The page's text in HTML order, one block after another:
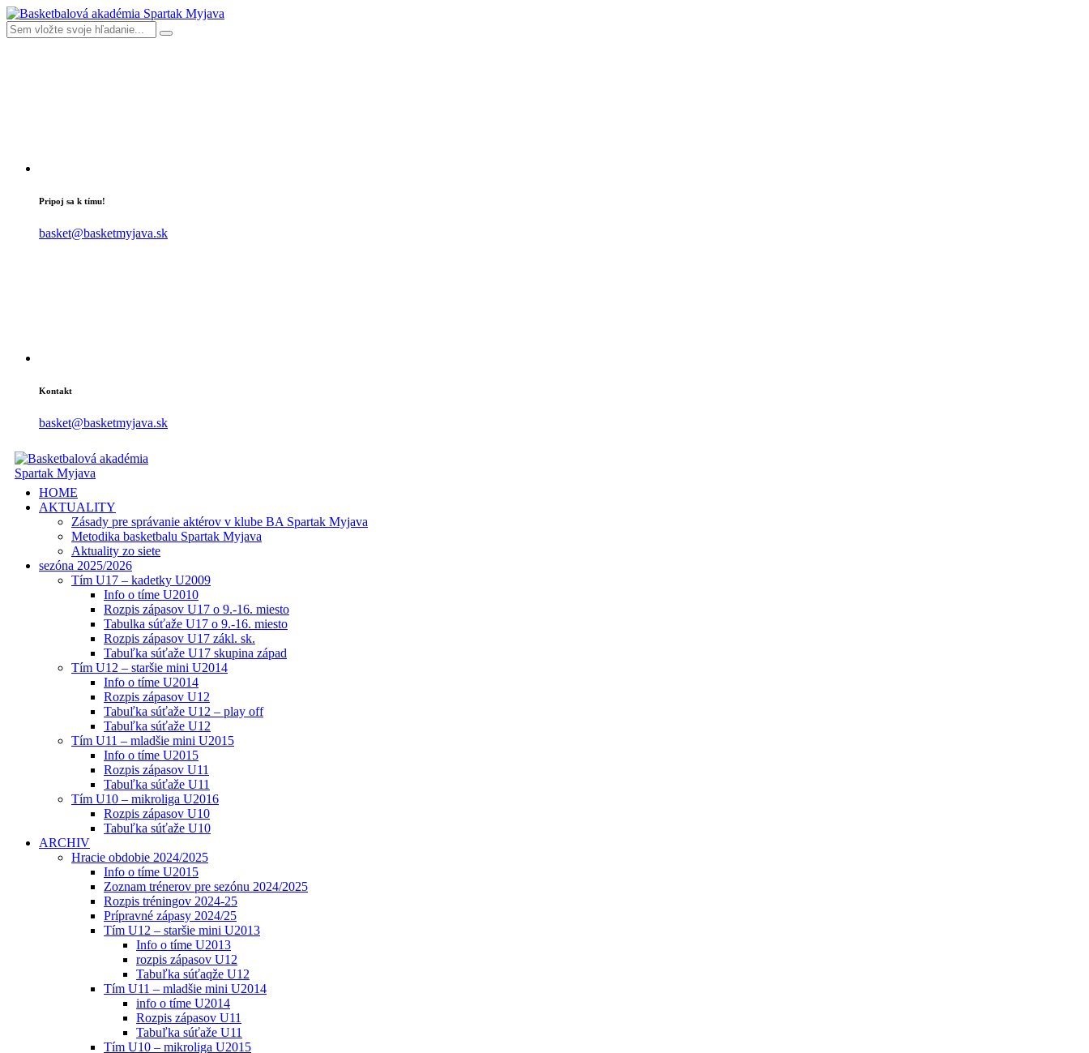
Pripoj sa k tímu!
basket@basketmyjava.sk
Kontakt
basket@basketmyjava.sk
HOME
AKTUALITY
Zásady pre správanie aktérov v klube BA Spartak Myjava
Metodika basketbalu Spartak Myjava
Aktuality zo siete
sezóna 2025/2026
Tím U17 – kadetky U2009
Info o tíme U2010
Rozpis zápasov U17 o 9.-16. miesto
Tabulka súťaže U17 o 9.-16. miesto
Rozpis zápasov U17 zákl. sk.
Tabuľka súťaže U17 skupina západ
Tím U12 – staršie mini U2014
Info o tíme U2014
Rozpis zápasov U12
Tabuľka súťaže U12 – play off
Tabuľka súťaže U12
Tím U11 – mladšie mini U2015
Info o tíme U2015
Rozpis zápasov U11
Tabuľka súťaže U11
Tím U10 – mikroliga U2016
Rozpis zápasov U10
Tabuľka súťaže U10
ARCHIV
Hracie obdobie 2024/2025
Info o tíme U2015
Zoznam trénerov pre sezónu 2024/2025
Rozpis tréningov 2024-25
Prípravné zápasy 2024/25
Tím U12 – staršie mini U2013
Info o tíme U2013
rozpis zápasov U12
Tabuľka súťaqže U12
Tím U11 – mladšie mini U2014
info o tíme U2014
Rozpis zápasov U11
Tabuľka súťaže U11
Tím U10 – mikroliga U2015